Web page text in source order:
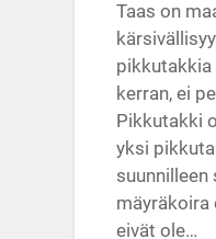
Taas on
pikkutakkia
kerran, ei
Pikkutakki
yksi
suunnilleen
mäyräkoira
eivät ole…